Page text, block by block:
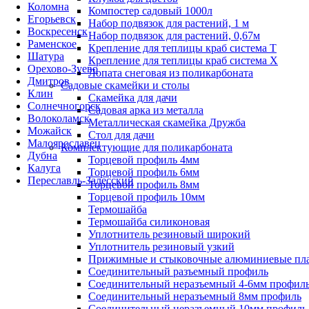
Коломна
Егорьевск
Воскресенск
Раменское
Шатура
Орехово-Зуево
Дмитров
Клин
Солнечногорск
Волоколамск
Можайск
Малоярославец
Дубна
Калуга
Переславль-Залесский
Компостер садовый 1000л
Набор подвязок для растений, 1 м
Набор подвязок для растений, 0,67м
Крепление для теплицы краб система Т
Крепление для теплицы краб система Х
Лопата снеговая из поликарбоната
Садовые скамейки и столы
Скамейка для дачи
Садовая арка из металла
Металлическая скамейка Дружба
Стол для дачи
Комплектующие для поликарбоната
Торцевой профиль 4мм
Торцевой профиль 6мм
Торцевой профиль 8мм
Торцевой профиль 10мм
Термошайба
Термошайба силиконовая
Уплотнитель резиновый широкий
Уплотнитель резиновый узкий
Прижимные и стыковочные алюминиевые
Соединительный разъемный профиль
Соединительный неразъемный 4-6мм
Соединительный неразъемный 8мм профиль